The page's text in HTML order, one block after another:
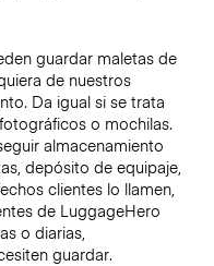
guardar maletas de
de nuestros
Da igual si se trata
o mochilas.
almacenamiento
depósito de equipaje,
clientes lo llamen,
de LuggageHero
o diarias,
guardar.